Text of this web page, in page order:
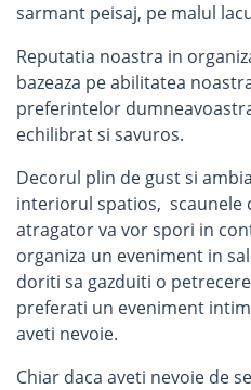
sarmant peisaj, pe malul
Reputatia noastra in
bazeaza pe abilitatea
preferintelor
echilibrat si savuros.
Decorul plin de gust si
interiorul spatios, scaunele
atragator va vor spori in
organiza un eveniment in
doriti sa gazduiti o
preferati un eveniment
aveti nevoie.
Chiar daca aveti nevoie de